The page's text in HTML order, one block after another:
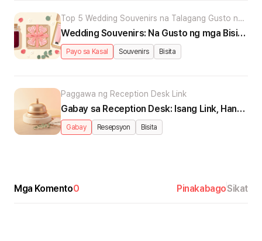
Top 5 Wedding Souvenirs na Talagang Gusto ng
mga Bisita
Payo sa Kasal Souvenirs Bisita
Wedding Souvenirs: Na Gusto ng mga Bisita vs Nagpapahirap sa Kanila
Paggawa ng Reception Desk Link
Gabay Resepsyon Bisita
Gabay sa Reception Desk: Isang Link, Handa Na sa Araw ng Kasal
Mga Komento0 PinakabagoSikat